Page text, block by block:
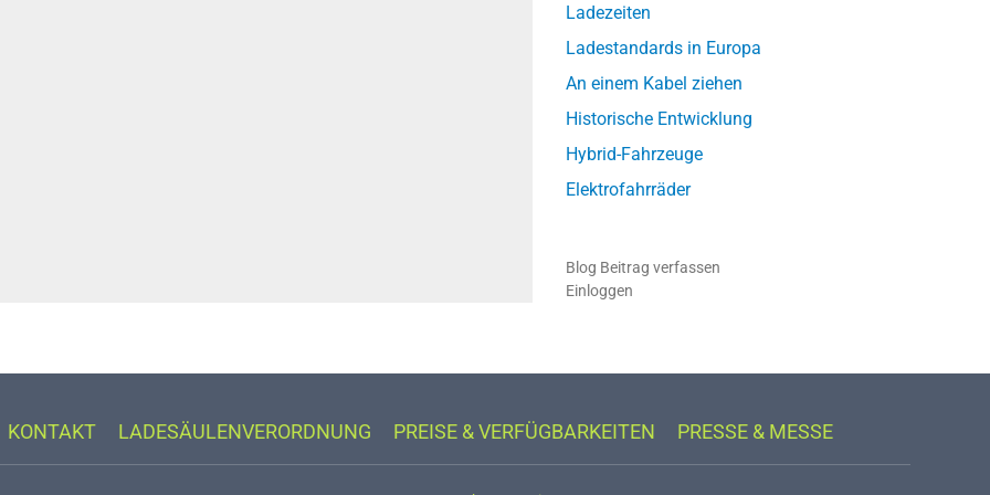
Ladezeiten
Ladestandards in Europa
An einem Kabel ziehen
Historische Entwicklung
Hybrid-Fahrzeuge
Elektrofahrräder
Blog Beitrag verfassen
Einloggen
KONTAKT LADESÄULENVERORDNUNG PREISE & VERFÜGBARKEITEN PRESSE & MESSE